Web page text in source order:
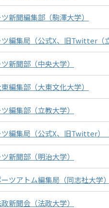
新聞編集部（駒澤大学）
編集局（公式X、旧Twitter（
新聞部（中央大学）
編集部（大東文化大学）
編集部（立教大学）
編集局（公式X、旧Twitter）
新聞部（明治大学）
ツアトム編集局（同志社大学）
新聞会（法政大学）